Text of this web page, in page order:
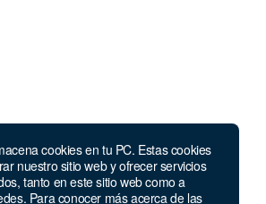
cookies en tu PC. Estas cookies
nuestro sitio web y ofrecer servicios
tanto en este sitio web como a
Para conocer más acerca de las